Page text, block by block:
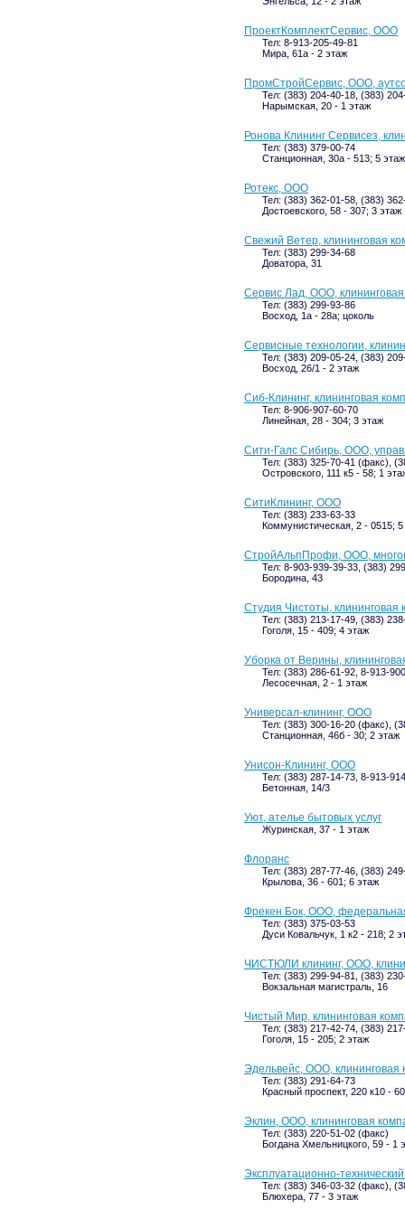
ПроектКомплектСервис, ООО
Тел: 8-913-205-49-81
Мира, 61а - 2 этаж
ПромСтройСервис, ООО,
Тел: (383) 204-40-18, (383)
Нарымская, 20 - 1 этаж
Ронова Клининг Сервисез,
Тел: (383) 379-00-74
Станционная, 30а - 513; 5 этаж
Ротекс, ООО
Тел: (383) 362-01-58, (383)
Достоевского, 58 - 307; 3 этаж
Свежий Ветер, клининговая
Тел: (383) 299-34-68
Доватора, 31
Сервис Лад, ООО,
Тел: (383) 299-93-86
Восход, 1а - 28а; цоколь
Сервисные технологии,
Тел: (383) 209-05-24, (383)
Восход, 26/1 - 2 этаж
Сиб-Клининг, клининговая
Тел: 8-906-907-60-70
Линейная, 28 - 304; 3 этаж
Сити-Галс Сибирь, ООО,
Тел: (383) 325-70-41 (факс),
Островского, 111 к5 - 58; 1
СитиКлининг, ООО
Тел: (383) 233-63-33
Коммунистическая, 2 - 0515; 5
СтройАльпПрофи, ООО,
Тел: 8-903-939-39-33, (383)
Бородина, 43
Студия Чистоты, клининговая
Тел: (383) 213-17-49, (383)
Гоголя, 15 - 409; 4 этаж
Уборка от Верины,
Тел: (383) 286-61-92, 8-913-
Лесосечная, 2 - 1 этаж
Универсал-клининг, ООО
Тел: (383) 300-16-20 (факс),
Станционная, 46б - 30; 2 этаж
Унисон-Клининг, ООО
Тел: (383) 287-14-73, 8-913-
Бетонная, 14/3
Уют, ателье бытовых услуг
Журинская, 37 - 1 этаж
Флоранс
Тел: (383) 287-77-46, (383)
Крылова, 36 - 601; 6 этаж
Фрекен Бок, ООО,
Тел: (383) 375-03-53
Дуси Ковальчук, 1 к2 - 218; 2
ЧИСТЮЛИ клининг, ООО,
Тел: (383) 299-94-81, (383)
Вокзальная магистраль, 16
Чистый Мир, клининговая
Тел: (383) 217-42-74, (383)
Гоголя, 15 - 205; 2 этаж
Эдельвейс, ООО, клининговая
Тел: (383) 291-64-73
Красный проспект, 220 к10 -
Эклин, ООО, клининговая
Тел: (383) 220-51-02 (факс)
Богдана Хмельницкого, 59 - 1
Эксплуатационно-
Тел: (383) 346-03-32 (факс),
Блюхера, 77 - 3 этаж